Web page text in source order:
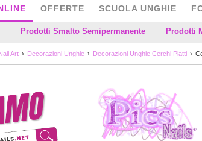
Prodotti Smalto Semipermanente Prodotti
OFFERTE SCUOLA UNGHIE
Art Decorazioni Unghie Decorazioni Unghie Cerchi Piatti